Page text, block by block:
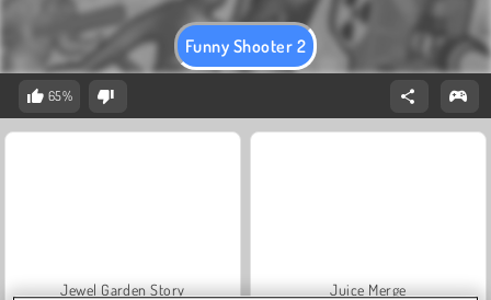
Funny Shooter 2
65%
Jewel Garden Story Juice Merge